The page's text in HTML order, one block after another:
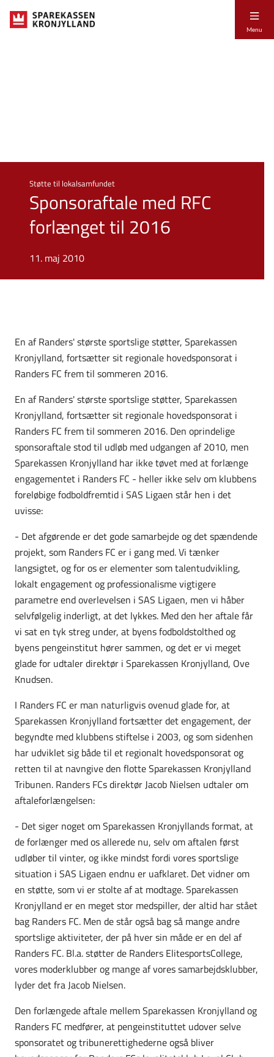
Menu
Støtte til lokalsamfundet
Sponsoraftale med RFC
forlænget til 2016
11. maj 2010
En af Randers' største sportslige støtter, Sparekassen
Kronjylland, fortsætter sit regionale hovedsponsorat i
Randers FC frem til sommeren 2016.
En af Randers' største sportslige støtter, Sparekassen
Kronjylland, fortsætter sit regionale hovedsponsorat i
Randers FC frem til sommeren 2016. Den oprindelige
sponsoraftale stod til udløb med udgangen af 2010, men
Sparekassen Kronjylland har ikke tøvet med at forlænge
engagementet i Randers FC - heller ikke selv om klubbens
foreløbige fodboldfremtid i SAS Ligaen står hen i det
uvisse:
- Det afgørende er det gode samarbejde og det spændende
projekt, som Randers FC er i gang med. Vi tænker
langsigtet, og for os er elementer som talentudvikling,
lokalt engagement og professionalisme vigtigere
parametre end overlevelsen i SAS Ligaen, men vi håber
selvfølgelig inderligt, at det lykkes. Med den her aftale får
vi sat en tyk streg under, at byens fodboldstolthed og
byens pengeinstitut hører sammen, og det er vi meget
glade for udtaler direktør i Sparekassen Kronjylland, Ove
Knudsen.
I Randers FC er man naturligvis ovenud glade for, at
Sparekassen Kronjylland fortsætter det engagement, der
begyndte med klubbens stiftelse i 2003, og som sidenhen
har udviklet sig både til et regionalt hovedsponsorat og
retten til at navngive den flotte Sparekassen Kronjylland
Tribunen. Randers FCs direktør Jacob Nielsen udtaler om
aftaleforlængelsen:
- Det siger noget om Sparekassen Kronjyllands format, at
de forlænger med os allerede nu, selv om aftalen først
udløber til vinter, og ikke mindst fordi vores sportslige
situation i SAS Ligaen endnu er uafklaret. Det vidner om
en støtte, som vi er stolte af at modtage. Sparekassen
Kronjylland er en meget stor medspiller, der altid har stået
bag Randers FC. Men de står også bag så mange andre
sportslige aktiviteter, der på hver sin måde er en del af
Randers FC. Bl.a. støtter de Randers ElitesportsCollege,
vores moderklubber og mange af vores samarbejdsklubber,
lyder det fra Jacob Nielsen.
Den forlængede aftale mellem Sparekassen Kronjylland og
Randers FC medfører, at pengeinstituttet udover selve
sponsoratet og tribunerettighederne også bliver